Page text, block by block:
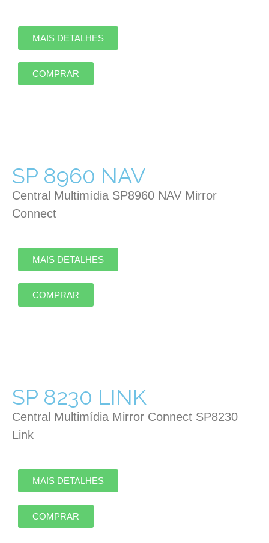
MAIS DETALHES
COMPRAR
SP 8960 NAV
Central Multimídia SP8960 NAV Mirror
Connect
MAIS DETALHES
COMPRAR
SP 8230 LINK
Central Multimídia Mirror Connect SP8230
Link
MAIS DETALHES
COMPRAR